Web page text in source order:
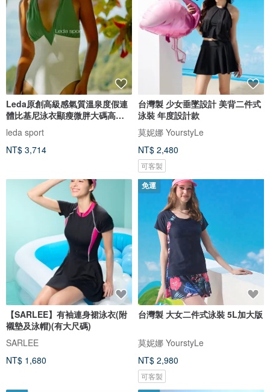
Leda原創高級感氣質溫泉度假連
體比基尼泳衣顯瘦微胖大碼高開
衩女
leda sport
NT$ 3,714
台灣製 少女垂墜設計 美背二件式
泳裝 年度設計款
莫妮娜 YourstyLe
NT$ 2,480
可客製
【SARLEE】有袖連身裙泳衣(附
襯墊及泳帽)(有大尺碼)
SARLEE
NT$ 1,680
免運
台灣製 大女二件式泳裝 5L加大版
莫妮娜 YourstyLe
NT$ 2,980
可客製